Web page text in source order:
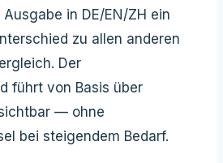
in DE/EN/ZH ein
zu allen anderen
Der
führt von Basis über
— ohne
bei steigendem Bedarf.